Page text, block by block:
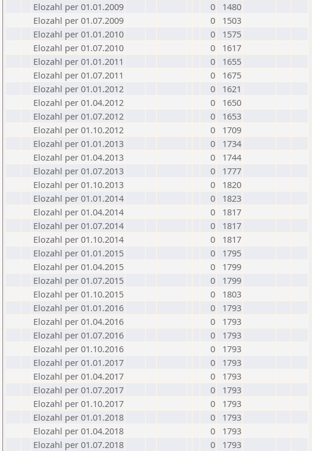
Elozahl per 01.01.2009
0
1480
Elozahl per 01.07.2009
0
1503
Elozahl per 01.01.2010
0
1575
Elozahl per 01.07.2010
0
1617
Elozahl per 01.01.2011
0
1655
Elozahl per 01.07.2011
0
1675
Elozahl per 01.01.2012
0
1621
Elozahl per 01.04.2012
0
1650
Elozahl per 01.07.2012
0
1653
Elozahl per 01.10.2012
0
1709
Elozahl per 01.01.2013
0
1734
Elozahl per 01.04.2013
0
1744
Elozahl per 01.07.2013
0
1777
Elozahl per 01.10.2013
0
1820
Elozahl per 01.01.2014
0
1823
Elozahl per 01.04.2014
0
1817
Elozahl per 01.07.2014
0
1817
Elozahl per 01.10.2014
0
1817
Elozahl per 01.01.2015
0
1795
Elozahl per 01.04.2015
0
1799
Elozahl per 01.07.2015
0
1799
Elozahl per 01.10.2015
0
1803
Elozahl per 01.01.2016
0
1793
Elozahl per 01.04.2016
0
1793
Elozahl per 01.07.2016
0
1793
Elozahl per 01.10.2016
0
1793
Elozahl per 01.01.2017
0
1793
Elozahl per 01.04.2017
0
1793
Elozahl per 01.07.2017
0
1793
Elozahl per 01.10.2017
0
1793
Elozahl per 01.01.2018
0
1793
Elozahl per 01.04.2018
0
1793
Elozahl per 01.07.2018
0
1793